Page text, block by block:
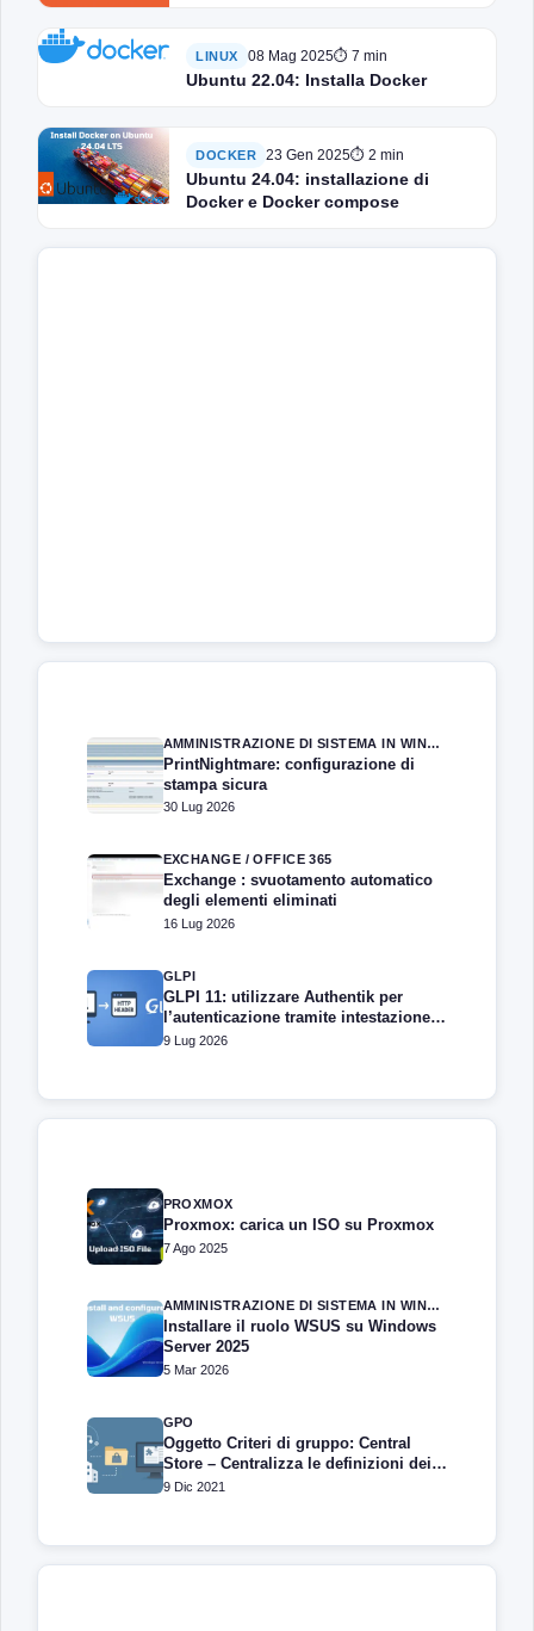
LINUX 08 Mag 2025⏱ 7 min
Ubuntu 22.04: Installa Docker
DOCKER 23 Gen 2025⏱ 2 min
Ubuntu 24.04: installazione di
Docker e Docker compose
AMMINISTRAZIONE DI SISTEMA IN WINDOWS SERVER
PrintNightmare: configurazione di
stampa sicura
30 Lug 2026
EXCHANGE / OFFICE 365
Exchange : svuotamento automatico
degli elementi eliminati
16 Lug 2026
GLPI
GLPI 11: utilizzare Authentik per
l’autenticazione tramite intestazione
HTTP
9 Lug 2026
PROXMOX
Proxmox: carica un ISO su Proxmox
7 Ago 2025
AMMINISTRAZIONE DI SISTEMA IN WINDOWS SERVER
Installare il ruolo WSUS su Windows
Server 2025
5 Mar 2026
GPO
Oggetto Criteri di gruppo: Central
Store – Centralizza le definizioni dei
criteri di gruppo
9 Dic 2021